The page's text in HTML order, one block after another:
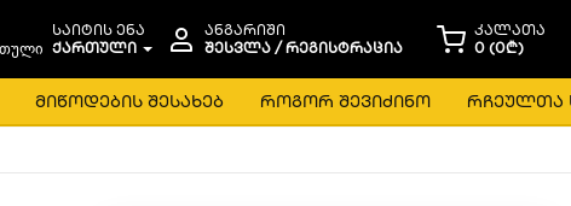
საიტის ენა
ᲥᲐᲠᲗᲣᲚᲘ
ანგარიში
ᲨᲔᲡᲕᲚᲐ / ᲠᲔᲒᲘᲡᲢᲠᲐᲪᲘᲐ
კალათა
0 (0₾)
მიწოდების შესახებ როგორ შევიძინო რჩეულთა